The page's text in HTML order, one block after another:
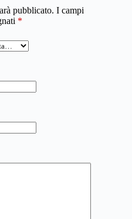
pubblicato. I campi
*